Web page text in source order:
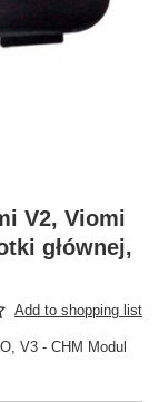
V2, Viomi
głównej,
Add to shopping list
V3 - CHM Modul